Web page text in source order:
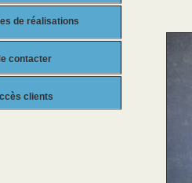
de réalisations
contacter
clients